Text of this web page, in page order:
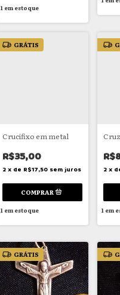
1em estoque
GRÁTIS
Crucifixo em metal
R$35,00
2 x de R$17,50 sem juros
1em estoque
2 x
1em
GRÁTIS